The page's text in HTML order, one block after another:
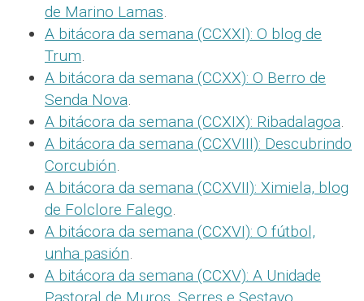
de Marino Lamas
A bitácora da semana (CCXXI): O blog de
Trum
A bitácora da semana (CCXX): O Berro de
Senda Nova
A bitácora da semana (CCXIX): Ribadalagoa
A bitácora da semana (CCXVIII): Descubrindo
Corcubión
A bitácora da semana (CCXVII): Ximiela, blog
de Folclore Falego
A bitácora da semana (CCXVI): O fútbol,
unha pasión
A bitácora da semana (CCXV): A Unidade
Pastoral de Muros, Serres e Sestayo